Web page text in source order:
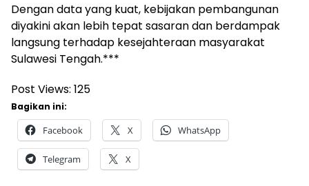
Dengan data yang kuat, kebijakan pembangunan
diyakini akan lebih tepat sasaran dan berdampak
langsung terhadap kesejahteraan masyarakat
Sulawesi Tengah.***
Post Views: 125
Bagikan ini:
Facebook X WhatsApp
Telegram X